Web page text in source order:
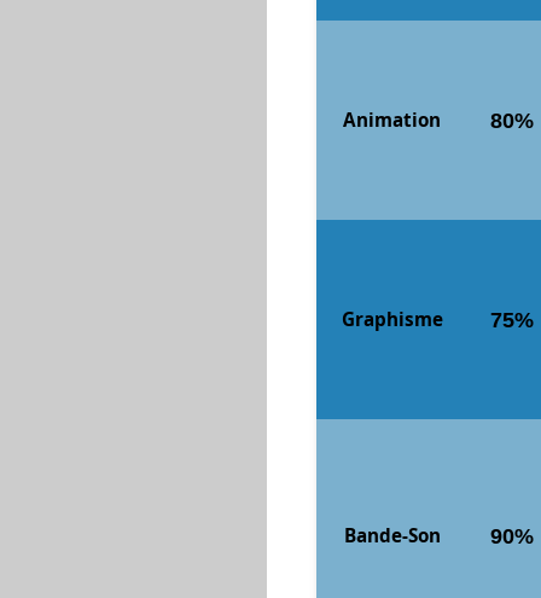
Animation 80%
Graphisme 75%
Bande-Son 90%